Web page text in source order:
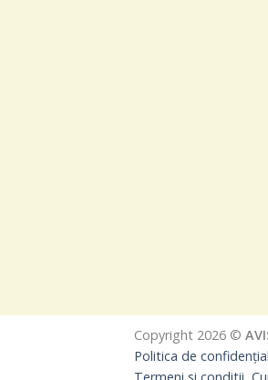
Copyright 2026 ©
Politica de